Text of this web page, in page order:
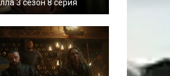
3 сезон 8 серия